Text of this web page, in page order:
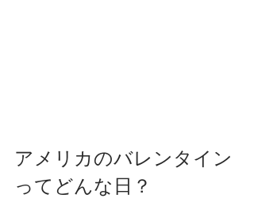
アメリカのバレンタイン
ってどんな日？